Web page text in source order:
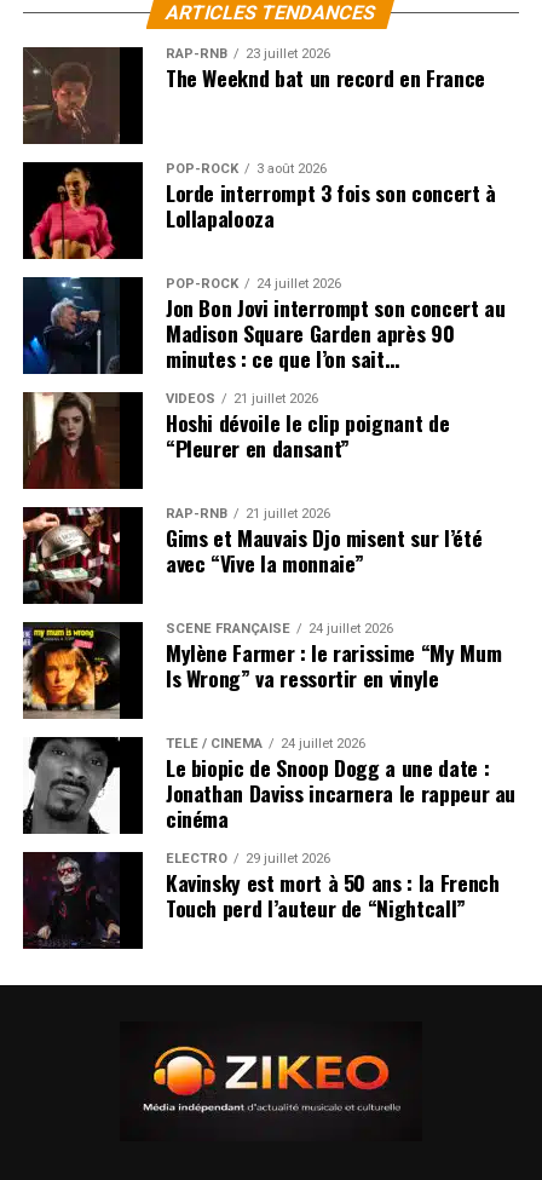
ARTICLES TENDANCES
RAP-RNB 23 juillet 2026
The Weeknd bat un record en France
POP-ROCK 3 août 2026
Lorde interrompt 3 fois son concert à
Lollapalooza
POP-ROCK 24 juillet 2026
Jon Bon Jovi interrompt son concert au
Madison Square Garden après 90
minutes : ce que l’on sait…
VIDEOS 21 juillet 2026
Hoshi dévoile le clip poignant de
“Pleurer en dansant”
RAP-RNB 21 juillet 2026
Gims et Mauvais Djo misent sur l’été
avec “Vive la monnaie”
SCÈNE FRANÇAISE 24 juillet 2026
Mylène Farmer : le rarissime “My Mum
Is Wrong” va ressortir en vinyle
TÉLÉ / CINÉMA 24 juillet 2026
Le biopic de Snoop Dogg a une date :
Jonathan Daviss incarnera le rappeur au
cinéma
ÉLECTRO 29 juillet 2026
Kavinsky est mort à 50 ans : la French
Touch perd l’auteur de “Nightcall”